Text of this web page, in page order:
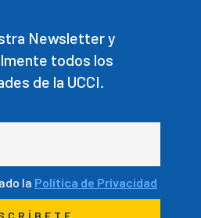
Newsletter y
todos los
de la UCCI.
la Política de Privacidad